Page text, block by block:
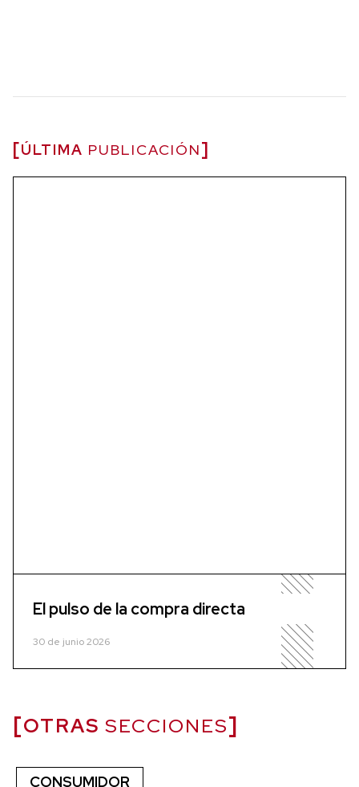
ÚLTIMA PUBLICACIÓN
El pulso de la compra directa
30 de junio 2026
OTRAS SECCIONES
CONSUMIDOR